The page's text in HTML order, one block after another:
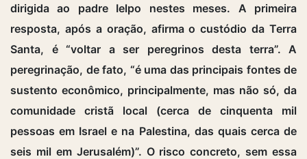
dirigida ao padre Ielpo nestes meses. A primeira
resposta, após a oração, afirma o custódio da Terra
Santa, é “voltar a ser peregrinos desta terra”. A
peregrinação, de fato, “é uma das principais fontes de
sustento econômico, principalmente, mas não só, da
comunidade cristã local (cerca de cinquenta mil
pessoas em Israel e na Palestina, das quais cerca de
seis mil em Jerusalém)”. O risco concreto, sem essa